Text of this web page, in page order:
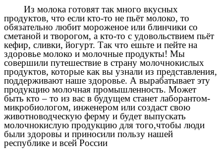
Из молока готовят так много вкусных
продуктов, что если кто-то не пьёт молоко, то
обязательно любит мороженое или блинчики со
сметаной и творогом, а кто-то с удовольствием пьёт
кефир, сливки, йогурт. Так что ешьте и пейте на
здоровье молоко и молочные продукты! Мы
совершили путешествие в страну молочнокислых
продуктов, которые как вы узнали из представления,
поддерживают наше здоровье. А вырабатывает эту
продукцию молочная промышленность. Может
быть кто – то из вас в будущем станет лаборантом-
микробиологом, инженером или создаст свою
животноводческую ферму и будет выпускать
молочнокислую продукцию для того,чтобы люди
были здоровы и приносили пользу нашей
республике и всей России